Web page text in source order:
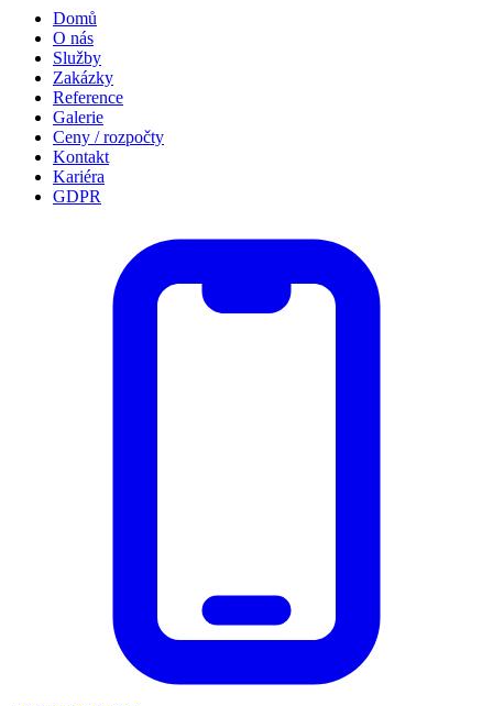
Domů
O nás
Služby
Zakázky
Reference
Galerie
Ceny / rozpočty
Kontakt
Kariéra
GDPR